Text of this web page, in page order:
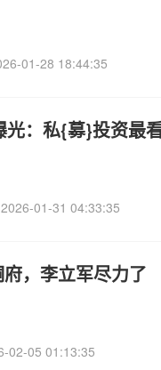
01-28 18:44:35
光：私{募}投资最
2026-01-31 04:33:35
府，李立军尽力了
02-05 01:13:35